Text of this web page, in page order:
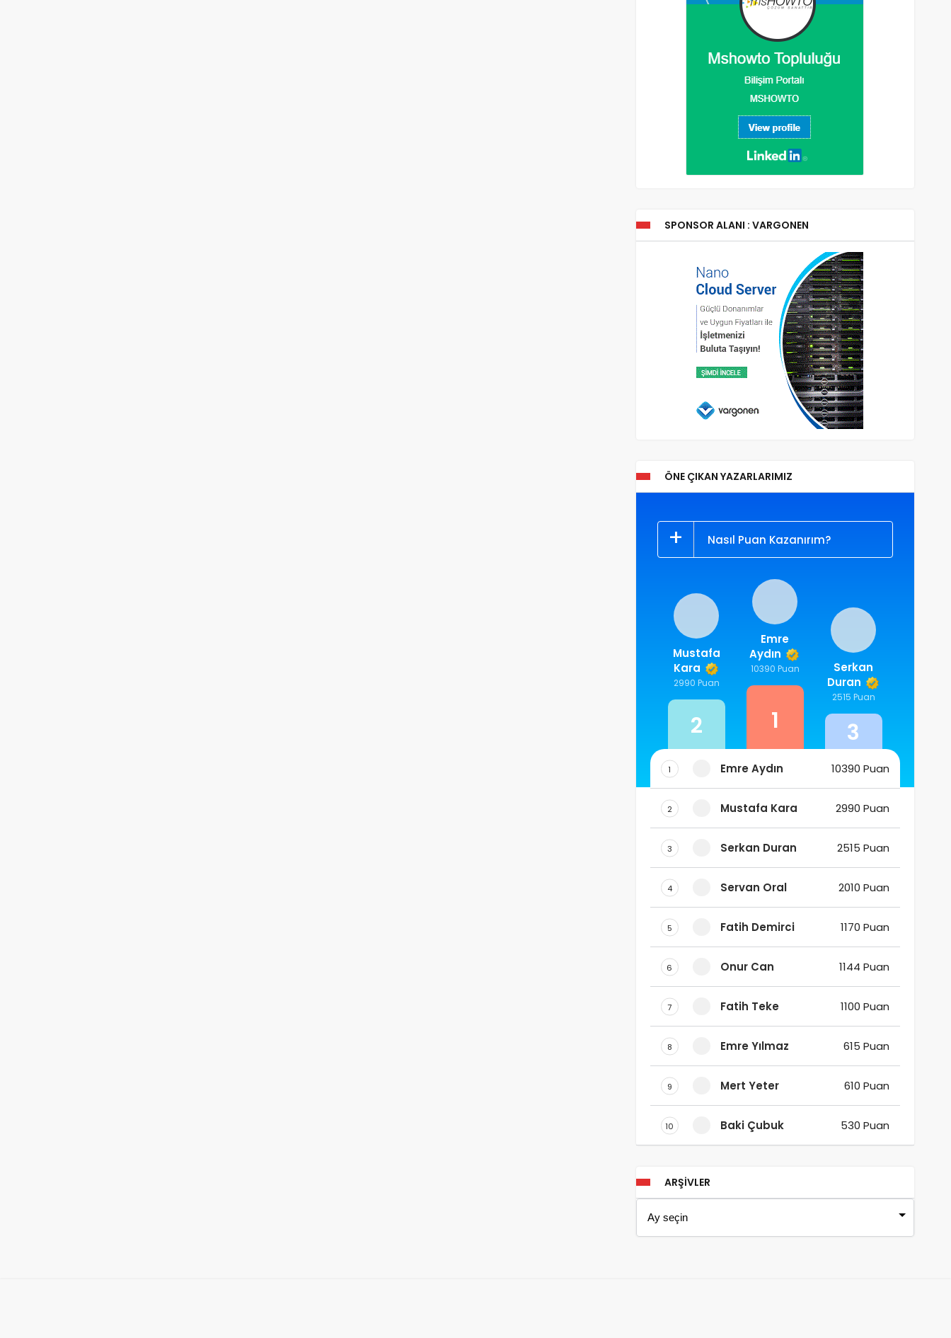
SPONSOR ALANI : VARGONEN
ÖNE ÇIKAN YAZARLARIMIZ
Nasıl Puan Kazanırım?
Emre
Aydın
10390 Puan
1
Mustafa
Kara
2990 Puan
2
Serkan
Duran
2515 Puan
3
1 Emre Aydın 10390 Puan
2 Mustafa Kara 2990 Puan
3 Serkan Duran 2515 Puan
4 Servan Oral 2010 Puan
5 Fatih Demirci 1170 Puan
6 Onur Can 1144 Puan
7 Fatih Teke 1100 Puan
8 Emre Yılmaz 615 Puan
9 Mert Yeter 610 Puan
10 Baki Çubuk 530 Puan
ARŞIVLER